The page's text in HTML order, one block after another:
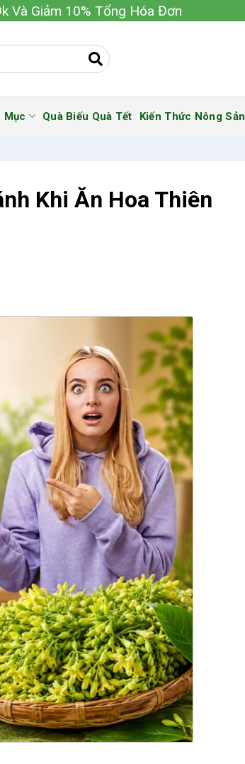
Và Giảm 10% Tổng Hóa Đơn
Mục Quà Biếu Quà Tết Kiến Thức Nông Sản
Khi Ăn Hoa Thiên